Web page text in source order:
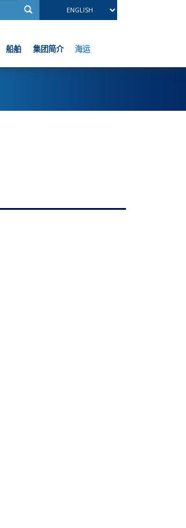
船舶 集团简介 海运